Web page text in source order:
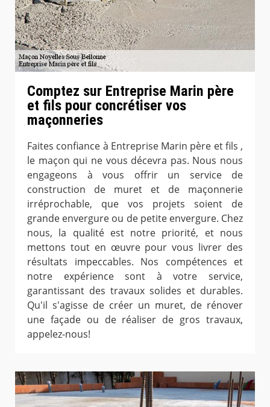
Comptez sur Entreprise Marin père
et fils pour concrétiser vos
maçonneries
Faites confiance à Entreprise Marin père et fils ,
le maçon qui ne vous décevra pas. Nous nous
engageons à vous offrir un service de
construction de muret et de maçonnerie
irréprochable, que vos projets soient de
grande envergure ou de petite envergure. Chez
nous, la qualité est notre priorité, et nous
mettons tout en œuvre pour vous livrer des
résultats impeccables. Nos compétences et
notre expérience sont à votre service,
garantissant des travaux solides et durables.
Qu'il s'agisse de créer un muret, de rénover
une façade ou de réaliser de gros travaux,
appelez-nous!